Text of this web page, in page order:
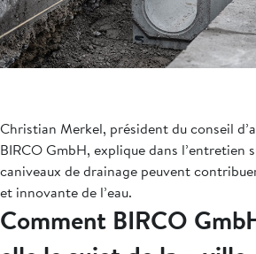
Christian Merkel, président du conseil
BIRCO GmbH, explique dans l’entretien
caniveaux de drainage peuvent
et innovante de l’eau.
Comment BIRCO